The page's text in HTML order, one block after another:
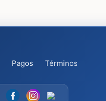
Pagos Términos